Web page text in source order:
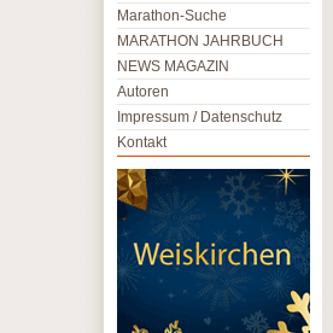
Marathon-Suche
MARATHON JAHRBUCH
NEWS MAGAZIN
Autoren
Impressum / Datenschutz
Kontakt